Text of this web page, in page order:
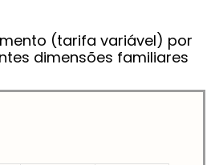
(tarifa variável) por
dimensões familiares